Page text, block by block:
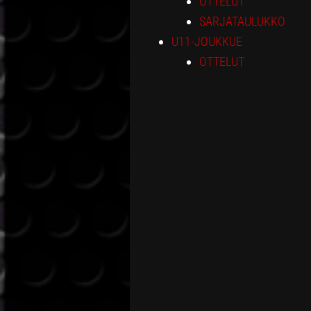
SARJATAULUKKO
U11-JOUKKUE
OTTELUT